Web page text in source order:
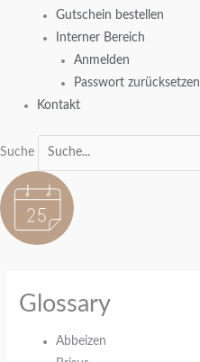
Gutschein bestellen
Interner Bereich
Anmelden
Passwort zurücksetzen
Kontakt
Suche
Glossary
Abbeizen